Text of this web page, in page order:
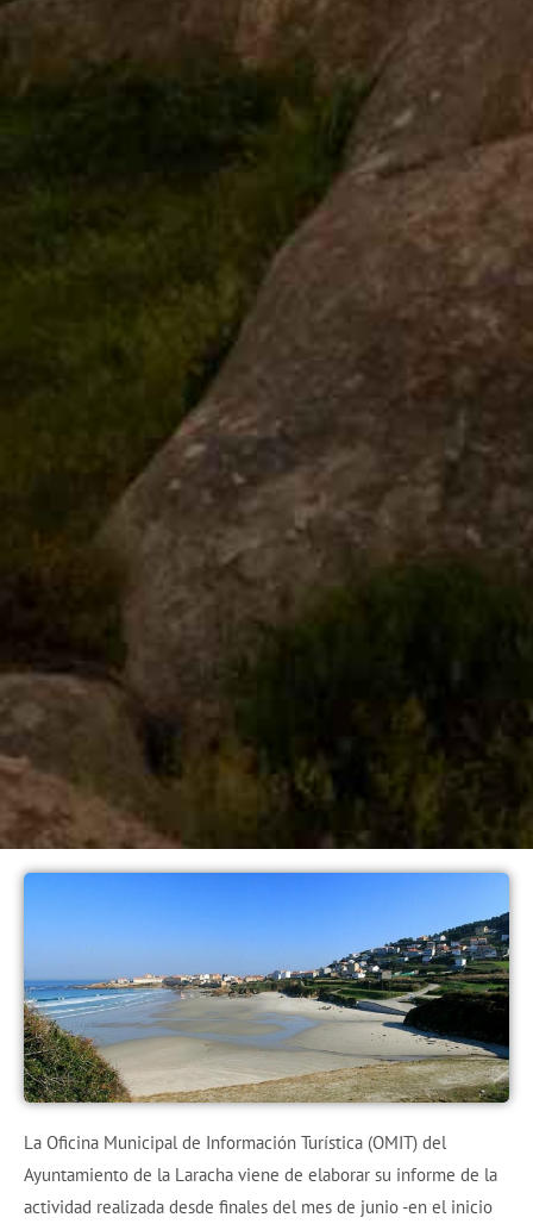
La Oficina Municipal de Información Turística (OMIT) del
Ayuntamiento de la Laracha viene de elaborar su informe de la
actividad realizada desde finales del mes de junio -en el inicio